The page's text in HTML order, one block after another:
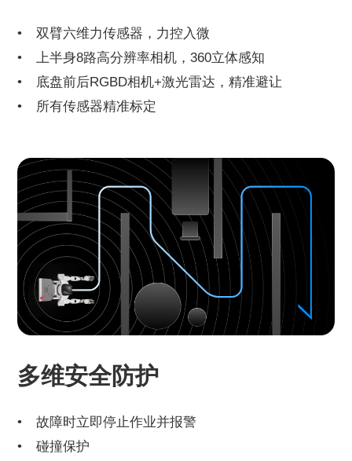
双臂六维力传感器，力控入微
上半身8路高分辨率相机，360立体感知
底盘前后RGBD相机+激光雷达，精准避让
所有传感器精准标定
多维安全防护
故障时立即停止作业并报警
碰撞保护